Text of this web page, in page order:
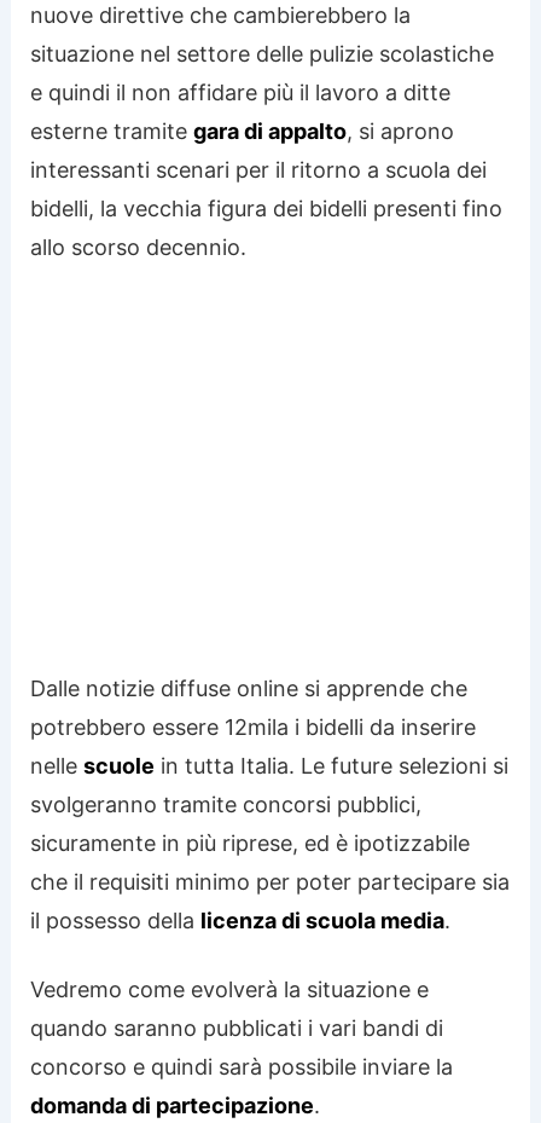
nuove direttive che cambierebbero la
situazione nel settore delle pulizie scolastiche
e quindi il non affidare più il lavoro a ditte
esterne tramitegara di appalto, si aprono
interessanti scenari per il ritorno a scuola dei
bidelli, la vecchia figura dei bidelli presenti fino
allo scorso decennio.
Dalle notizie diffuse online si apprende che
potrebbero essere 12mila i bidelli da inserire
nellescuole in tutta Italia. Le future selezioni si
svolgeranno tramite concorsi pubblici,
sicuramente in più riprese, ed è ipotizzabile
che il requisiti minimo per poter partecipare sia
il possesso della licenza di scuola media.
Vedremo come evolverà la situazione e
quando saranno pubblicati i vari bandi di
concorso e quindi sarà possibile inviare la
domanda di partecipazione.